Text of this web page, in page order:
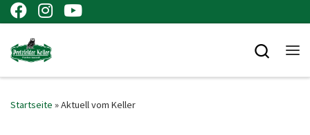
Zum Inhalt springen
Startseite »Aktuell vom Keller